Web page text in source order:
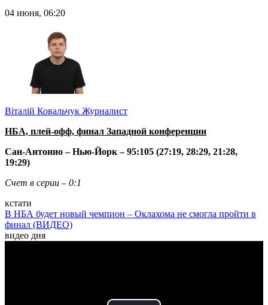
04 июня, 06:20
Віталій Ковальчук Журналист
НБА, плей-офф, финал Западной конференции
Сан-Антонио – Нью-Йорк – 95:105 (27:19, 28:29, 21:28,
19:29)
Счет в серии – 0:1
кстати
В НБА будет новый чемпион – Оклахома не смогла пройти в
финал (ВИДЕО)
видео дня